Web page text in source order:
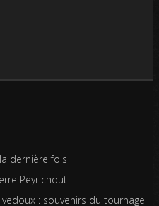
dernière fois
Peyrichout
: souvenirs du tournage